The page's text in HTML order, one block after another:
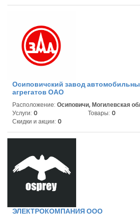
Осиповичский завод
агрегатов ОАО
Расположение: Осиповичи, Могилевская
Услуги: 0 Товары: 0
Скидки и акции: 0
ЭЛЕКТРОКОМПАНИЯ ООО